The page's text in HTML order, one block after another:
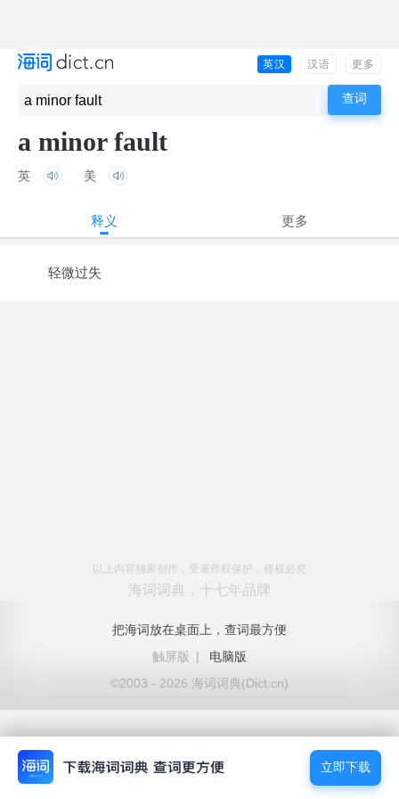
英汉 汉语 更多
a minor fault
英 美
释义 更多
轻微过失
以上内容独家创作，受著作权保护，侵权必究
海词词典，十七年品牌
把海词放在桌面上，查词最方便
触屏版
|
电脑版
©2003 - 2026 海词词典(Dict.cn)
立即下载
立即下载